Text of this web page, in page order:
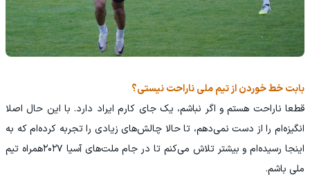
بابت خط خوردن از تیم ملی ناراحت نیستی؟
قطعا ناراحت هستم و اگر نباشم، یک جای کارم ایراد دارد. با این حال اصلا
انگیزه‌ام را از دست نمی‌دهم، تا حالا چالش‌های زیادی را تجربه کرده‌ام که به
اینجا رسیده‌ام و بیشتر تلاش می‌کنم تا در جام ملت‌های آسیا ۲۰۲۷همراه تیم
ملی باشم.